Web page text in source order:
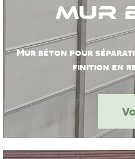
Mur
Mur béton pour
finition en